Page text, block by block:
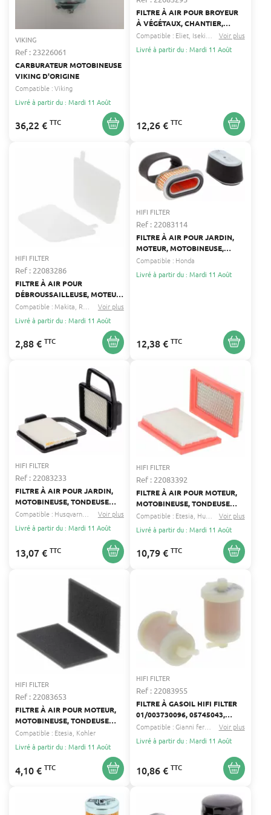
VIKING
Ref : 23226061
CARBURATEUR MOTOBINEUSE
VIKING D'ORIGINE
Compatible :Viking
Livré à partir du : Mardi 11 Août
36,22 € TTC
FILTRE À AIR POUR BROYEUR
À VÉGÉTAUX, CHANTIER,
DÉBROUSSAILLEUSE,
DÉNEIGEUSE, JARDIN,
MOTEUR, MOTOBINEUSE,
Compatible : Eliet Iseki
Voir plus
Livré à partir du : Mardi 11 Août
12,26 € TTC
HIFI FILTER
Ref : 22083286
FILTRE À AIR POUR
DÉBROUSSAILLEUSE, MOTEUR,
MOTOBINEUSE, SOUFFLEUR
DOLMAR, HUSQVARNA,
MAKITA HIFI FILTER 593-
35009-00
Compatible : Makita Robin ...
Voir plus
Livré à partir du : Mardi 11 Août
2,88 € TTC
HIFI FILTER
Ref : 22083114
FILTRE À AIR POUR JARDIN,
MOTEUR, MOTOBINEUSE,
TONDEUSE HONDA HIFI
FILTER 17210-734-000
Compatible : Honda
Livré à partir du : Mardi 11 Août
12,38 € TTC
HIFI FILTER
Ref : 22083233
FILTRE À AIR POUR JARDIN,
MOTOBINEUSE, TONDEUSE
CUB CADET, HUSQVARNA,
TORO HIFI FILTER 1992008302
Compatible : Husqvarna Viking...
Voir plus
Livré à partir du : Mardi 11 Août
13,07 € TTC
HIFI FILTER
Ref : 22083392
FILTRE À AIR POUR MOTEUR,
MOTOBINEUSE, TONDEUSE
ETESIA, HUSQVARNA, KOHLER
HIFI FILTER 0002-140-4400
Compatible : Etesia Husqvarna ...
Voir plus
Livré à partir du : Mardi 11 Août
10,79 € TTC
HIFI FILTER
Ref : 22083653
FILTRE À AIR POUR MOTEUR,
MOTOBINEUSE, TONDEUSE
ETESIA, KOHLER, VIKING HIFI
FILTER 0002-124-1500
Compatible : Etesia Kohler
Livré à partir du : Mardi 11 Août
4,10 € TTC
HIFI FILTER
Ref : 22083955
FILTRE À GASOIL HIFI FILTER
01/003730096, 05745043,
196.3730.088
Compatible : Gianni ferrari Goldoni...
Voir plus
Livré à partir du : Mardi 11 Août
10,86 € TTC